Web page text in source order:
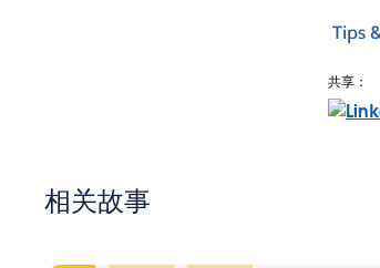
Tips
共享：
相关故事